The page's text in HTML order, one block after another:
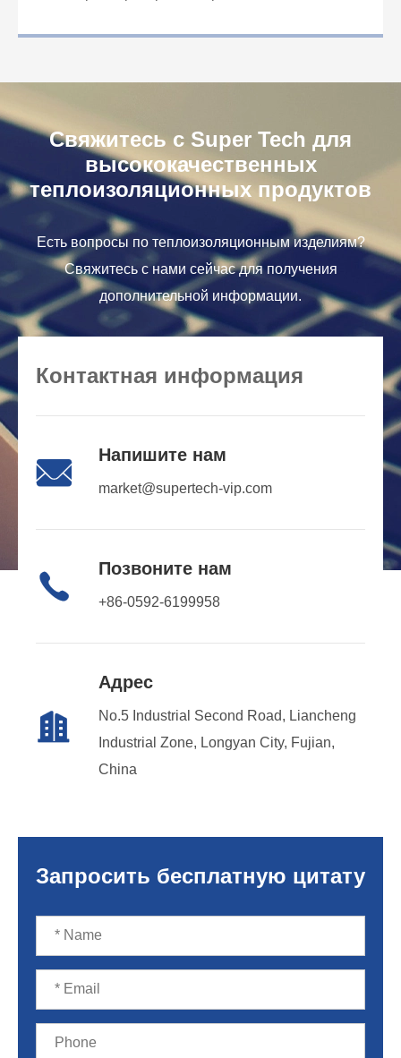
Свяжитесь с Super Tech для
высококачественных
теплоизоляционных продуктов
Есть вопросы по теплоизоляционным изделиям?
Свяжитесь с нами сейчас для получения
дополнительной информации.
Контактная информация
 Напишите нам
market@supertech-vip.com
 Позвоните нам
+86-0592-6199958

Адрес
No.5 Industrial Second Road, Liancheng
Industrial Zone, Longyan City, Fujian,
China
Запросить бесплатную цитату